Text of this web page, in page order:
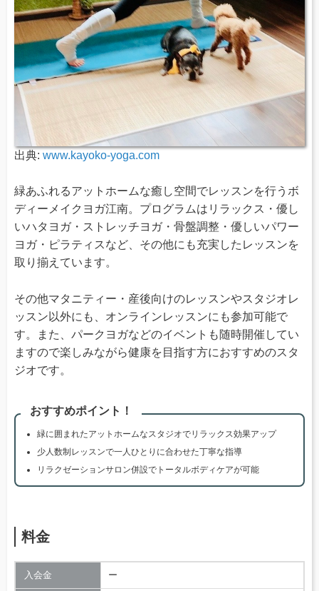
出典: www.kayoko-yoga.com
緑あふれるアットホームな癒し空間でレッスンを行うボ
ディーメイクヨガ江南。プログラムはリラックス・優し
いハタヨガ・ストレッチヨガ・骨盤調整・優しいパワー
ヨガ・ピラティスなど、その他にも充実したレッスンを
取り揃えています。
その他マタニティー・産後向けのレッスンやスタジオレ
ッスン以外にも、オンラインレッスンにも参加可能で
す。また、パークヨガなどのイベントも随時開催してい
ますので楽しみながら健康を目指す方におすすめのスタ
ジオです。
おすすめポイント！
緑に囲まれたアットホームなスタジオでリラックス効果アップ
少人数制レッスンで一人ひとりに合わせた丁寧な指導
リラクゼーションサロン併設でトータルボディケアが可能
料金
入会金 ー